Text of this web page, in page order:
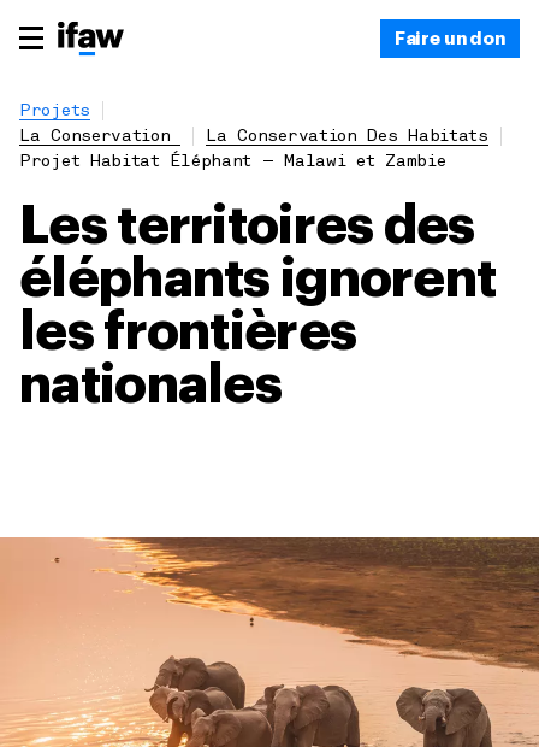
Faire un don
Projets
La Conservation
La Conservation Des Habitats
Projet Habitat Éléphant — Malawi et Zambie
Les territoires des
éléphants ignorent
les frontières
nationales